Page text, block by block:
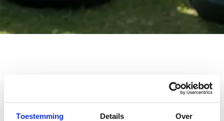
Toestemming Details Over
Situering